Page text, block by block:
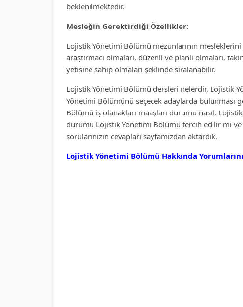
beklenilmektedir.
Mesleğin Gerektirdiği Özellikler:
Lojistik Yönetimi Bölümü mezunlarının
araştırmacı olmaları, düzenli ve planlı olmaları,
yetisine sahip olmaları şeklinde sıralanabilir.
Lojistik Yönetimi Bölümü dersleri nelerdir, Lojistik
Yönetimi Bölümünü seçecek adaylarda bulunması
Bölümü iş olanakları maaşları durumu nasıl,
durumu Lojistik Yönetimi Bölümü tercih edilir mi
sorularınızın cevapları sayfamızdan aktardık.
Lojistik Yönetimi Bölümü Hakkında